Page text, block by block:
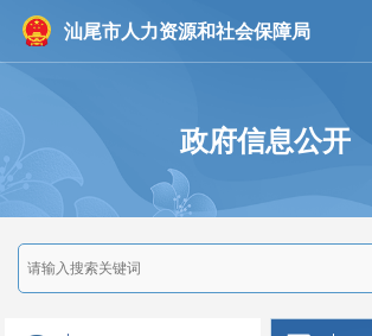
汕尾市人力资源和社会保障局
政府信息公开